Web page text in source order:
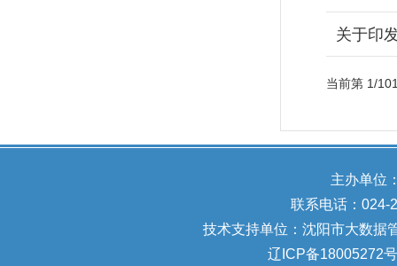
关于印
当前第 1/